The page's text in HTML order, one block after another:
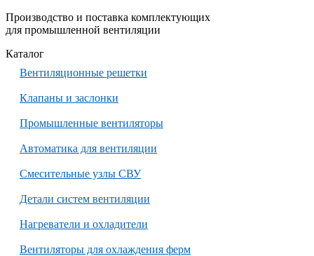
Производство и поставка комплектующих
для промышленной вентиляции
Каталог
Вентиляционные решетки
Клапаны и заслонки
Промышленные вентиляторы
Автоматика для вентиляции
Смесительные узлы СВУ
Детали систем вентиляции
Нагреватели и охладители
Вентиляторы для охлаждения ферм